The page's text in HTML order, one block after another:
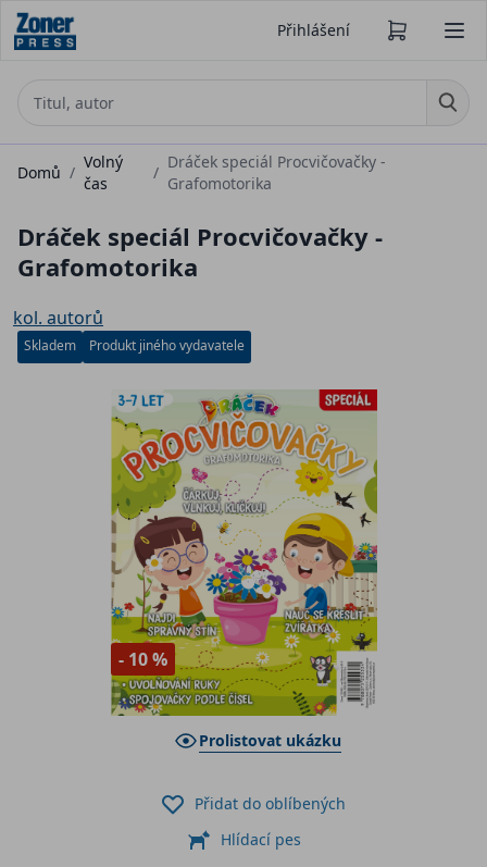
Přihlášení
Domů /
Volný
čas
/
Dráček speciál Procvičovačky -
Grafomotorika
Dráček speciál Procvičovačky -
Grafomotorika
kol. autorů
Skladem Produkt jiného vydavatele
- 10 %
Prolistovat ukázku
Přidat do oblíbených
Hlídací pes